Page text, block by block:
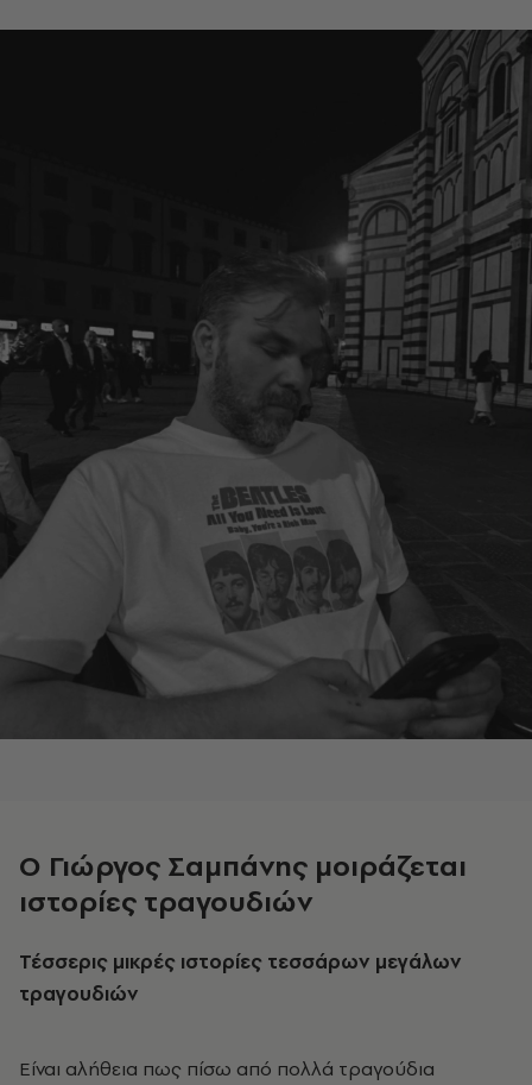
Ο Γιώργος Σαμπάνης μοιράζεται
ιστορίες τραγουδιών
Τέσσερις μικρές ιστορίες τεσσάρων μεγάλων
τραγουδιών
Είναι αλήθεια πως πίσω από πολλά τραγούδια